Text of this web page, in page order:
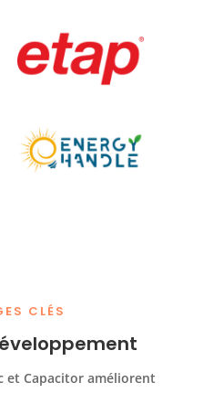
CLÉS
et Capacitor améliorent